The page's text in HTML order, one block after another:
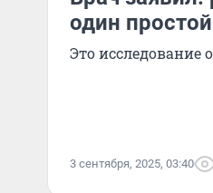
один
Это исследование
3 сентября, 2025, 03:40